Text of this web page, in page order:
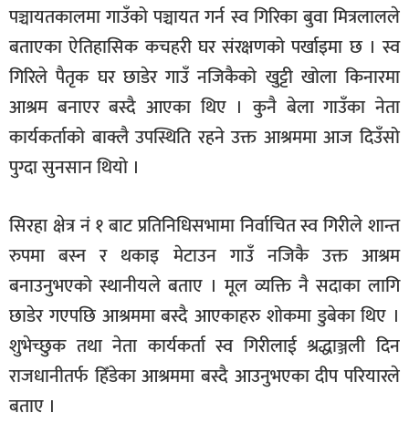
पञ्चायतकालमा गाउँको पञ्चायत गर्न स्व गिरिका बुवा मित्रलालले
बताएका ऐतिहासिक कचहरी घर संरक्षणको पर्खाइमा छ । स्व
गिरिले पैतृक घर छाडेर गाउँ नजिकैको खुट्टी खोला किनारमा
आश्रम बनाएर बस्दै आएका थिए । कुनै बेला गाउँका नेता
कार्यकर्ताको बाक्लै उपस्थिति रहने उक्त आश्रममा आज दिउँसो
पुग्दा सुनसान थियो ।
सिरहा क्षेत्र नं १ बाट प्रतिनिधिसभामा निर्वाचित स्व गिरीले शान्त
रुपमा बस्न र थकाइ मेटाउन गाउँ नजिकै उक्त आश्रम
बनाउनुभएको स्थानीयले बताए । मूल व्यक्ति नै सदाका लागि
छाडेर गएपछि आश्रममा बस्दै आएकाहरु शोकमा डुबेका थिए ।
शुभेच्छुक तथा नेता कार्यकर्ता स्व गिरीलाई श्रद्धाञ्जली दिन
राजधानीतर्फ हिँडेका आश्रममा बस्दै आउनुभएका दीप परियारले
बताए ।